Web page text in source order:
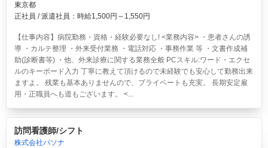
東京都
正社員 / 派遣社員：時給1,500円～1,550円
【仕事内容】病院勤務・資格・経験必要なし! <業務内容> ・患者さんの誘
導 ・カルテ整理 ・外来受付業務 ・電話対応 ・事務作業 等 ・文書作成補
助(診断書等) ・他、外来診療に関する業務全般 PCスキル:ワード・エクセ
ルのキーボード入力 丁寧に教えて頂けるので未経験でも安心して勤務出来
ますよ。 残業も基本ありませんので、プライベートも充実。 長期安定雇
用・正職員へも道もございます。 <...
訪問看護師/シフト
株式会社パソナ